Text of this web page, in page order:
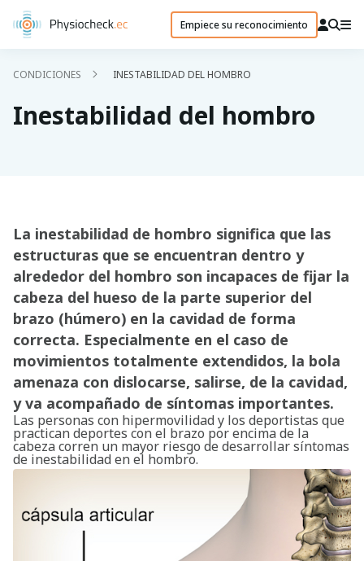
Empiece su reconocimiento
CONDICIONES INESTABILIDAD DEL HOMBRO
Inestabilidad del hombro
La inestabilidad de hombro significa que las
estructuras que se encuentran dentro y
alrededor del hombro son incapaces de fijar la
cabeza del hueso de la parte superior del
brazo (húmero) en la cavidad de forma
correcta. Especialmente en el caso de
movimientos totalmente extendidos, la bola
amenaza con dislocarse, salirse, de la cavidad,
y va acompañado de síntomas importantes.
Las personas con hipermovilidad y los deportistas que
practican deportes con el brazo por encima de la
cabeza corren un mayor riesgo de desarrollar síntomas
de inestabilidad en el hombro.